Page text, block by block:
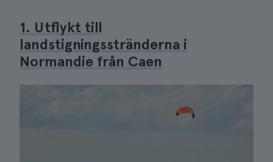
1. Utflykt till
landstigningsstränderna i
Normandie från Caen